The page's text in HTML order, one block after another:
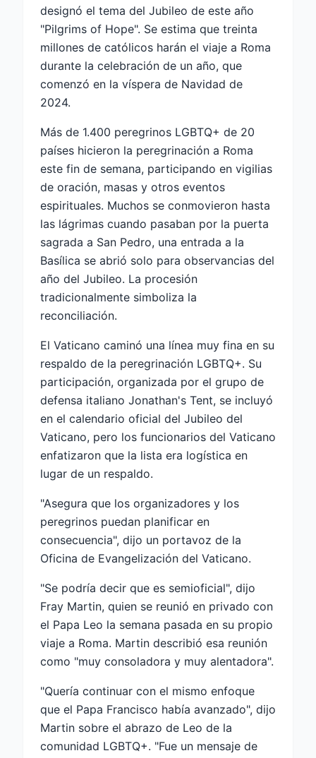
designó el tema del Jubileo de este año
"Pilgrims of Hope". Se estima que treinta
millones de católicos harán el viaje a Roma
durante la celebración de un año, que
comenzó en la víspera de Navidad de
2024.
Más de 1.400 peregrinos LGBTQ+ de 20
países hicieron la peregrinación a Roma
este fin de semana, participando en vigilias
de oración, masas y otros eventos
espirituales. Muchos se conmovieron hasta
las lágrimas cuando pasaban por la puerta
sagrada a San Pedro, una entrada a la
Basílica se abrió solo para observancias del
año del Jubileo. La procesión
tradicionalmente simboliza la
reconciliación.
El Vaticano caminó una línea muy fina en su
respaldo de la peregrinación LGBTQ+. Su
participación, organizada por el grupo de
defensa italiano Jonathan's Tent, se incluyó
en el calendario oficial del Jubileo del
Vaticano, pero los funcionarios del Vaticano
enfatizaron que la lista era logística en
lugar de un respaldo.
"Asegura que los organizadores y los
peregrinos puedan planificar en
consecuencia", dijo un portavoz de la
Oficina de Evangelización del Vaticano.
"Se podría decir que es semioficial", dijo
Fray Martin, quien se reunió en privado con
el Papa Leo la semana pasada en su propio
viaje a Roma. Martin describió esa reunión
como "muy consoladora y muy alentadora".
"Quería continuar con el mismo enfoque
que el Papa Francisco había avanzado", dijo
Martin sobre el abrazo de Leo de la
comunidad LGBTQ+. "Fue un mensaje de